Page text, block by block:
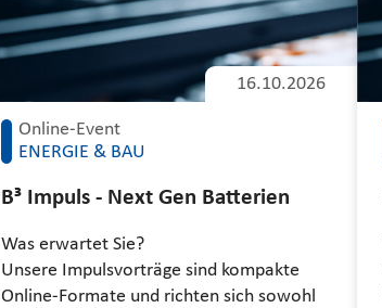
Online-Event
ENERGIE & BAU
16.10.2026
B³ Impuls - Next Gen Batterien
Was erwartet Sie?
Unsere Impulsvorträge sind kompakte
Online-Formate und richten sich sowohl